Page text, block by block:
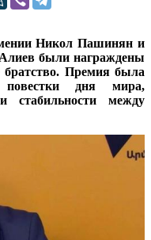
Никол Пашинян и
были награждены
братство. Премия была
повестки дня мира,
и стабильности между